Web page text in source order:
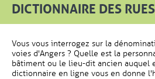
DICTIONNAIRE DES RUES
Vous vous interrogez sur la
voies d'Angers ? Quelle est la
bâtiment ou le lieu-dit ancien auquel
dictionnaire en ligne vous en donne